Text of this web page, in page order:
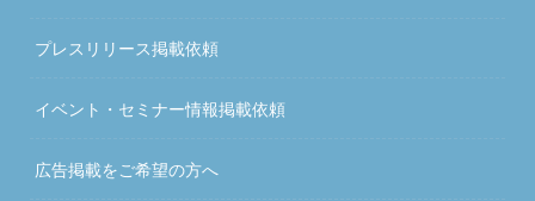
プレスリリース掲載依頼
イベント・セミナー情報掲載依頼
広告掲載をご希望の方へ